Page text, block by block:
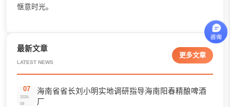
惬意时光。
最新文章
LATEST NEWS
更多文章
07
2026-
08
海南省省长刘小明实地调研指导海南阳春精酿啤酒
厂